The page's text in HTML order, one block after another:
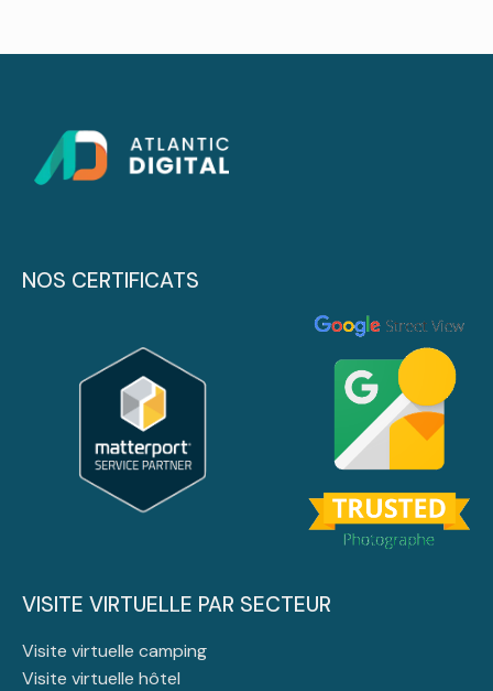
NOS CERTIFICATS
VISITE VIRTUELLE PAR SECTEUR
Visite virtuelle camping
Visite virtuelle hôtel